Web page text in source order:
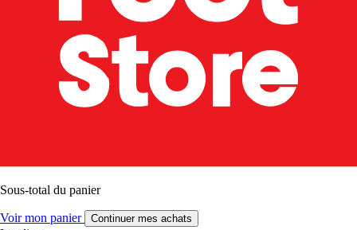
Sous-total du panier
Voir mon panier Continuer mes achats